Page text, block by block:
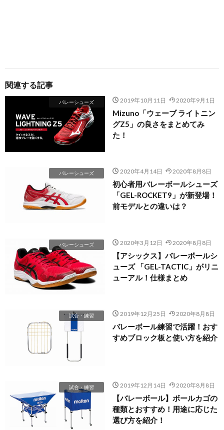
関連する記事
バレーシューズ 2019年10月11日 2020年9月1日
Mizuno「ウェーブ ライトニン
グZ5」の良さをまとめてみ
た！
バレーシューズ 2020年4月14日 2020年8月8日
初心者用バレーボールシューズ
「GEL-ROCKET9」が新登場！
前モデルとの違いは？
バレーシューズ 2020年3月12日 2020年8月8日
【アシックス】バレーボールシ
ューズ 「GEL-TACTIC」がリニ
ューアル！仕様まとめ
試合・練習 2019年12月25日 2020年8月8日
バレーボール練習で活躍！おす
すめブロック板と使い方を紹介
試合・練習 2019年12月14日 2020年8月8日
【バレーボール】ボールカゴの
種類とおすすめ！用途に応じた
選び方を紹介！